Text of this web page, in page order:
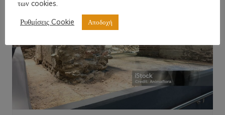
των cookies.
Ρυθμίσεις Cookie
Αποδοχή